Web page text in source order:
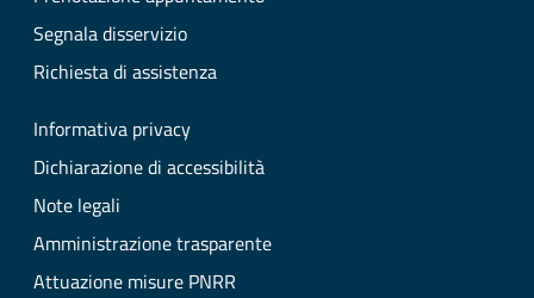
Segnala disservizio
Richiesta di assistenza
Informativa privacy
Dichiarazione di accessibilità
Note legali
Amministrazione trasparente
Attuazione misure PNRR